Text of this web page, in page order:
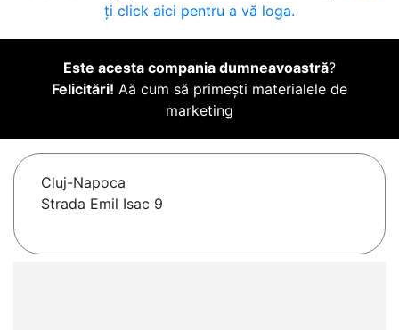
ți click aici pentru a vă loga.
Este acesta compania dumneavoastră?
Felicitări! Aă cum să primești materialele de
marketing
Cluj-Napoca
Strada Emil Isac 9